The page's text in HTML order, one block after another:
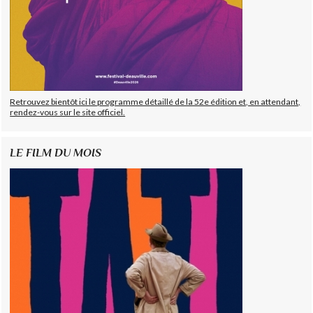
Retrouvez bientôt ici le programme détaillé de la 52e édition et, en attendant,
rendez-vous sur le site officiel.
LE FILM DU MOIS